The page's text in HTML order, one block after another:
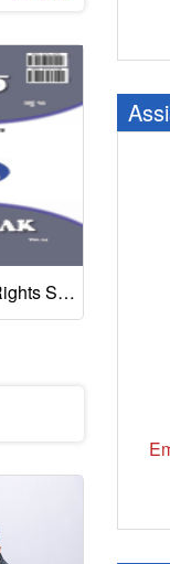
Journal on Human Rights Sambahak (Migrant Workers Features) Vol. 14, March 2020